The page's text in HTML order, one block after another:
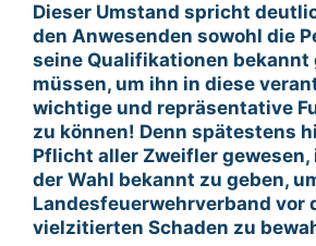
Dieser Umstand spricht
den Anwesenden sowohl die
seine Qualifikationen bekannt
müssen, um ihn in diese
wichtige und repräsentative
zu können! Denn spätestens
Pflicht aller Zweifler gewesen,
der Wahl bekannt zu geben,
Landesfeuerwehrverband vor
vielzitierten Schaden zu